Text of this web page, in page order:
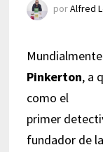
porAlfred
Pinkerton, a
como el
primer
fundador de la